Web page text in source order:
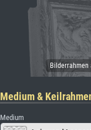
Medium &
Medium